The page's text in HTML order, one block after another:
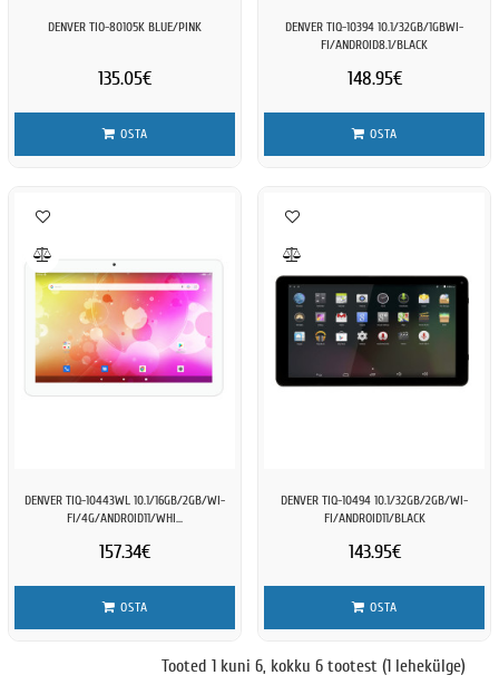
DENVER TIO-80105K BLUE/PINK
135.05€
OSTA
DENVER TIQ-10394 10.1/32GB/1GBWI-
FI/ANDROID8.1/BLACK
148.95€
OSTA
DENVER TIQ-10443WL 10.1/16GB/2GB/WI-
FI/4G/ANDROID11/WHI...
157.34€
OSTA
DENVER TIQ-10494 10.1/32GB/2GB/WI-
FI/ANDROID11/BLACK
143.95€
OSTA
Tooted 1 kuni 6, kokku 6 tootest (1 lehekülge)